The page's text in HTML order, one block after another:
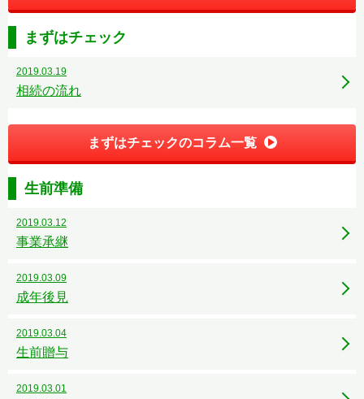
まずはチェック
2019.03.19
相続の流れ
まずはチェックのコラム一覧
生前準備
2019.03.12
事業承継
2019.03.09
成年後見
2019.03.04
生前贈与
2019.03.01